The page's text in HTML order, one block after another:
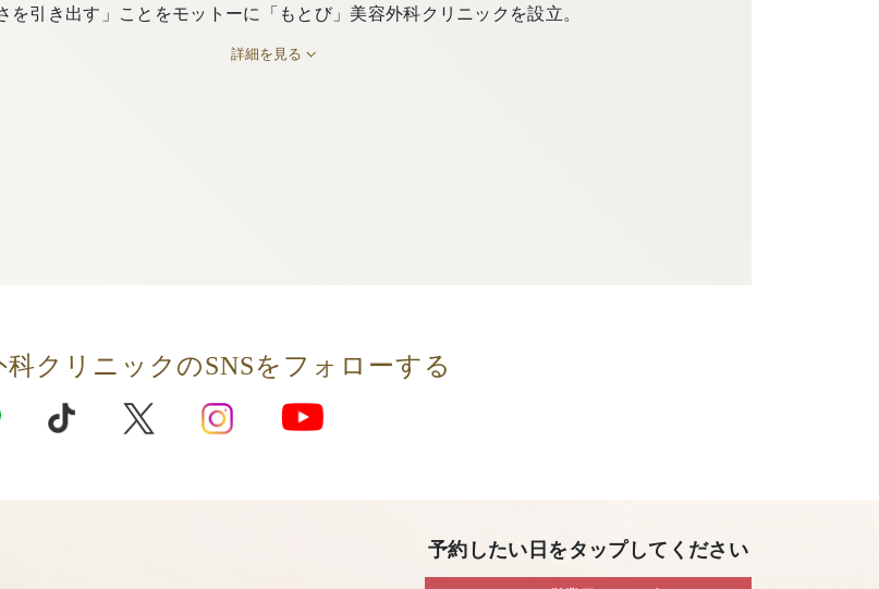
を引き出す」ことをモットーに「もとび」美容外科クリニックを設立。
詳細を見る
科クリニックのSNSをフォローする
予約したい日をタップしてください